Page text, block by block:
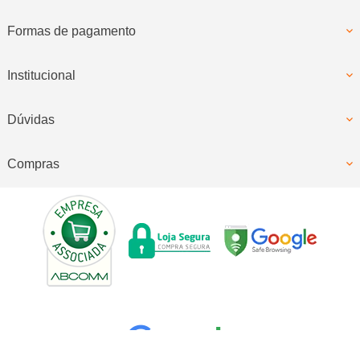
Formas de pagamento
Institucional
Dúvidas
Compras